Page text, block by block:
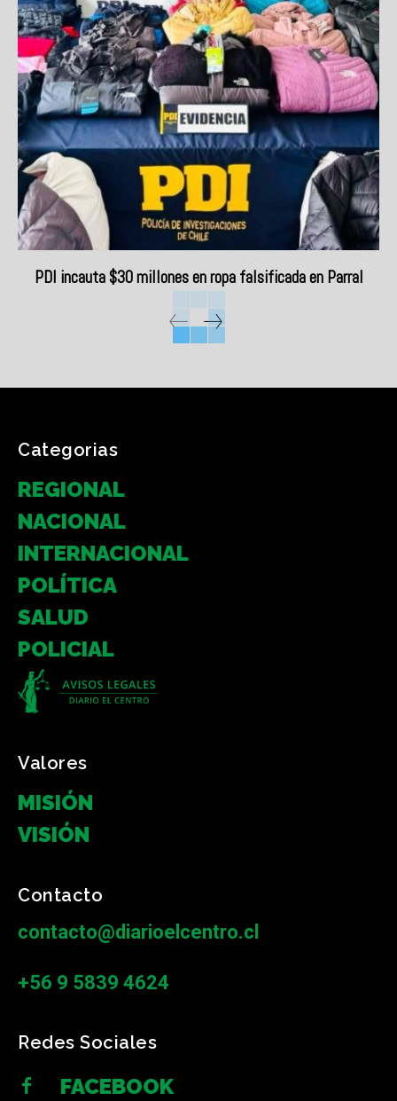
PDI incauta $30 millones en ropa falsificada en Parral
Categorias
REGIONAL
NACIONAL
INTERNACIONAL
POLÍTICA
SALUD
POLICIAL
Valores
MISIÓN
VISIÓN
Contacto
contacto@diarioelcentro.cl
+56 9 5839 4624
Redes Sociales
FACEBOOK